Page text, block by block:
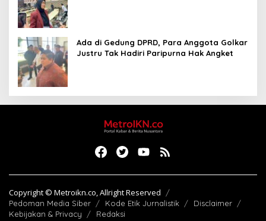
Ada di Gedung DPRD, Para Anggota Golkar
Justru Tak Hadiri Paripurna Hak Angket
Copyright © Metroikn.co, Allright Reserved
Pedoman Media Siber Kode Etik Jurnalistik
Disclaimer
Kebijakan & Privacy
Redaksi